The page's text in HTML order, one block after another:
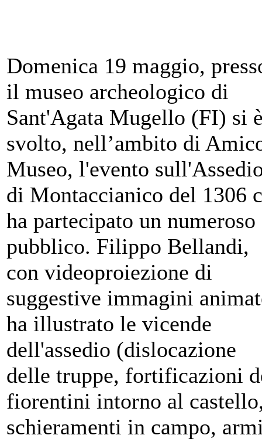
Domenica 19 maggio,
il museo archeologico di
Sant'Agata Mugello (FI) si
svolto, nell’ambito di
Museo, l'evento
di Montaccianico del 1306
ha partecipato un numeroso
pubblico. Filippo Bellandi,
con videoproiezione di
suggestive immagini
ha illustrato le vicende
dell'assedio (dislocazione
delle truppe, fortificazioni
fiorentini intorno al
schieramenti in campo,